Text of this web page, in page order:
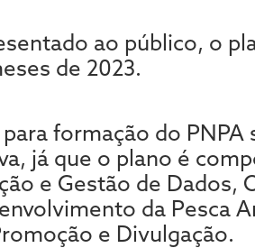
ao público, o
de 2023.
formação do PNPA
já que o plano é
e Gestão de Dados,
da Pesca
e Divulgação.